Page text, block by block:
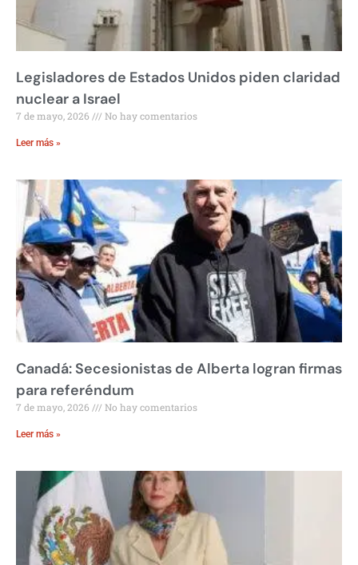
Legisladores de Estados Unidos piden claridad
nuclear a Israel
7 de mayo, 2026 No hay comentarios
Leer más »
Canadá: Secesionistas de Alberta logran firmas
para referéndum
7 de mayo, 2026 No hay comentarios
Leer más »